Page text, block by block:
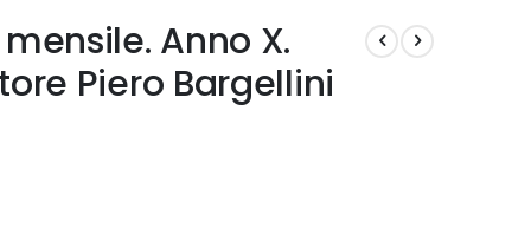
Anno X.
Piero Bargellini